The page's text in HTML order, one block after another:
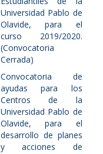
Universidad Pablo de
Olavide, para el
curso 2019/2020.
(Convocatoria
Cerrada)
Convocatoria de
ayudas para los
Centros de la
Universidad Pablo de
Olavide, para el
desarrollo de planes
y acciones de